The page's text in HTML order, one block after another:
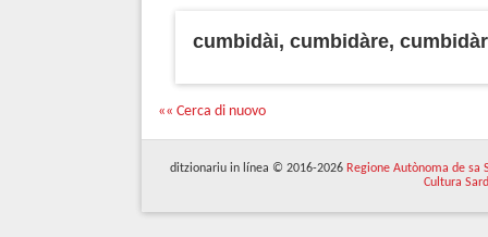
cumbidài, cumbidàre,
«« Cerca di nuovo
ditzionariu in línea © 2016-2026 Regione Autònoma de sa
Cultura